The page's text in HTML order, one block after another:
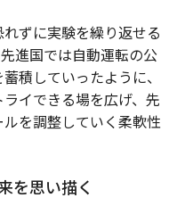
ずに実験を繰り返せる
進国では自動運転の公
積していったように、
イできる場を広げ、先
を調整していく柔軟性
を思い描く